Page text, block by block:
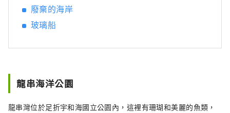
廢棄的海岸
玻璃船
龍串海洋公園
龍串灣位於足折宇和海國立公園內，這裡有珊瑚和美麗的魚類，